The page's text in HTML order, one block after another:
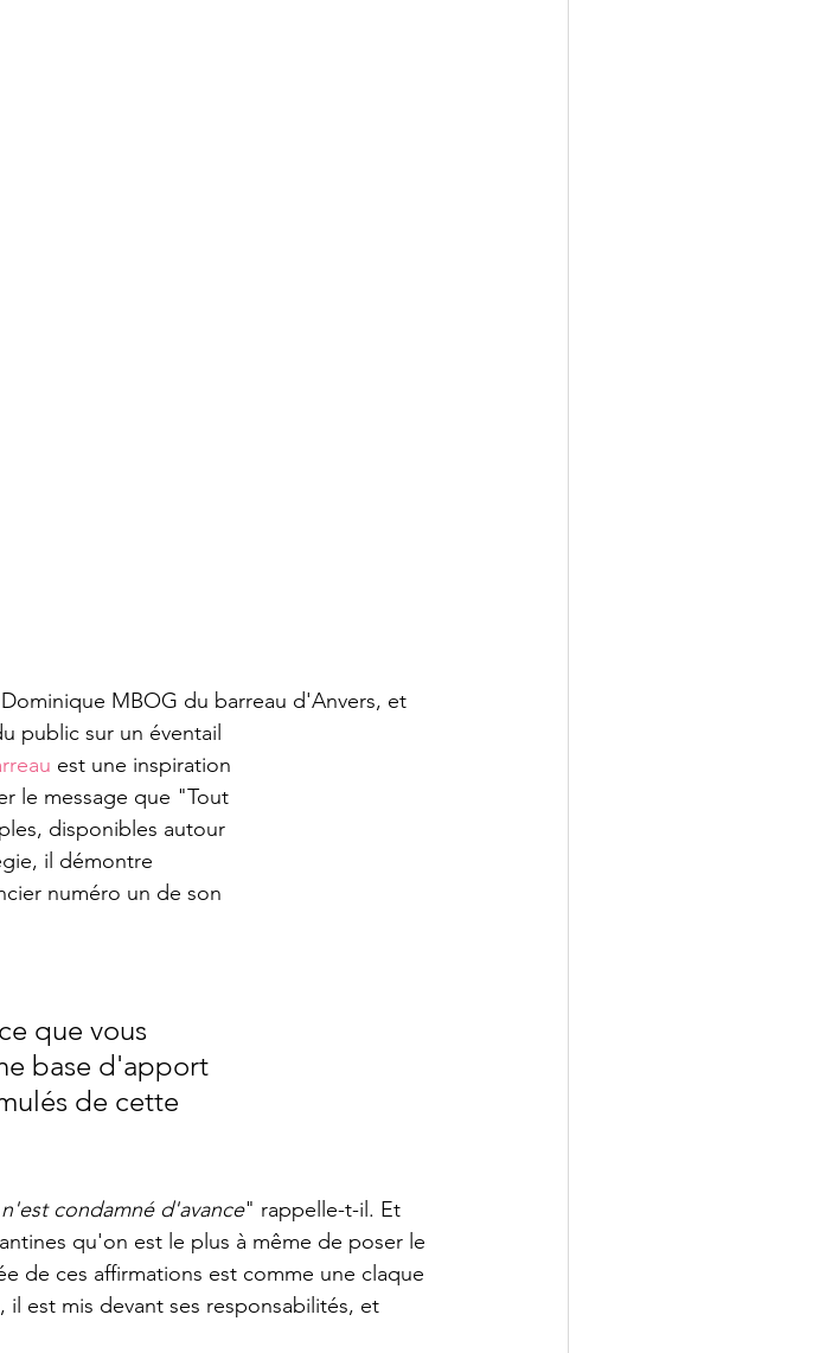
MBOG du barreau d'Anvers, et
est une inspiration
le message que "Tout
disponibles autour
il démontre
numéro un de son
que vous
base d'apport
de cette
condamné d'avance" rappelle-t-il. Et
qu'on est le plus à même de poser le
de ces affirmations est comme une claque
est mis devant ses responsabilités, et